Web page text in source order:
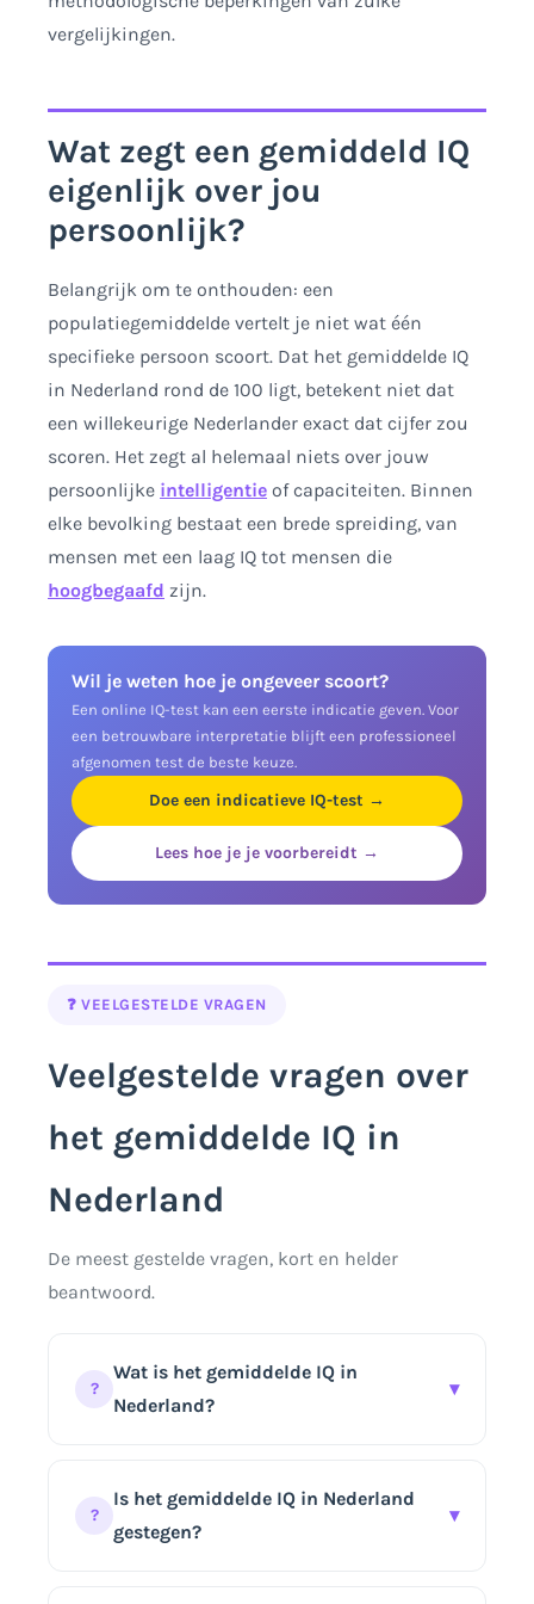
vergelijkingen.
Wat zegt een gemiddeld IQ
eigenlijk over jou
persoonlijk?
Belangrijk om te onthouden: een
populatiegemiddelde vertelt je niet wat één
specifieke persoon scoort. Dat het gemiddelde IQ
in Nederland rond de 100 ligt, betekent niet dat
een willekeurige Nederlander exact dat cijfer zou
scoren. Het zegt al helemaal niets over jouw
persoonlijke intelligentie of capaciteiten. Binnen
elke bevolking bestaat een brede spreiding, van
mensen met een laag IQ tot mensen die
hoogbegaafd zijn.
Wil je weten hoe je ongeveer scoort?
Een online IQ-test kan een eerste indicatie geven. Voor
een betrouwbare interpretatie blijft een professioneel
afgenomen test de beste keuze.
Doe een indicatieve IQ-test →
Lees hoe je je voorbereidt →
❓ VEELGESTELDE VRAGEN
Veelgestelde vragen over
het gemiddelde IQ in
Nederland
De meest gestelde vragen, kort en helder
beantwoord.
?
Wat is het gemiddelde IQ in
Nederland?
▾
representatieve normgroep is
genormeerd, ligt het gemiddelde van die
?
Is het gemiddelde IQ in Nederland
gestegen?
▾